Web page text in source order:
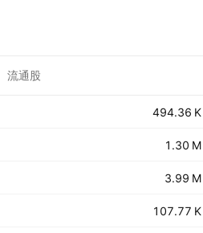
流通股
‪‪494.36 K‬‬
‪‪1.30 M‬‬
‪‪3.99 M‬‬
‪‪107.77 K‬‬